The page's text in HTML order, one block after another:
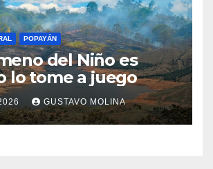
POPAYÁN
del Niño es
lo tome a juego
GUSTAVO MOLINA